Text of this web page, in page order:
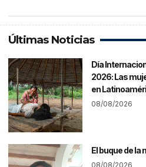
Últimas Noticias
Día
2026: Las
en
08/08/2026
El buque de la
08/08/2026